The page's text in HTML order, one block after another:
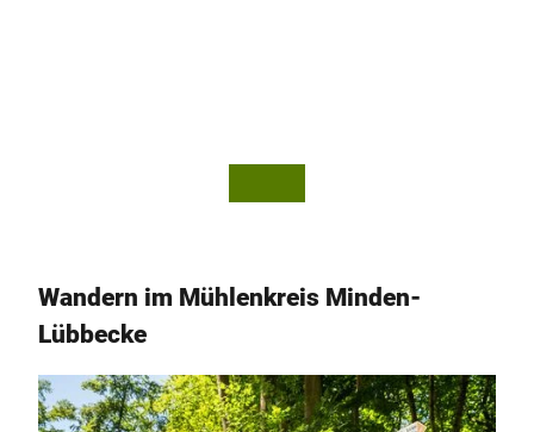
Wandern im Mühlenkreis Minden-
Lübbecke